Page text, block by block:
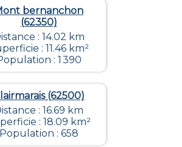
bernanchon
(62350)
: 14.02 km
: 11.46 km²
: 1 390
(62500)
: 16.69 km
: 18.09 km²
Population : 658